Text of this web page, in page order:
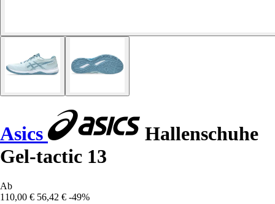
Asics
Hallenschuhe
Gel-tactic 13
Ab
110,00 € 56,42 € -49%